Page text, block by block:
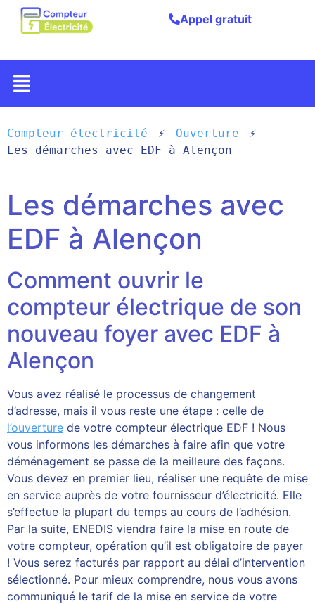
Appel gratuit
Compteur électricité
Ouverture
Les démarches avec EDF à Alençon
Les démarches avec
EDF à Alençon
Comment ouvrir le
compteur électrique de son
nouveau foyer avec EDF à
Alençon
Vous avez réalisé le processus de changement
d’adresse, mais il vous reste une étape : celle de
l’ouverture de votre compteur électrique EDF ! Nous
vous informons les démarches à faire afin que votre
déménagement se passe de la meilleure des façons.
Vous devez en premier lieu, réaliser une requête de mise
en service auprès de votre fournisseur d’électricité. Elle
s’effectue la plupart du temps au cours de l’adhésion.
Par la suite, ENEDIS viendra faire la mise en route de
votre compteur, opération qu’il est obligatoire de payer
! Vous serez facturés par rapport au délai d’intervention
sélectionné. Pour mieux comprendre, nous vous avons
communiqué le tarif de la mise en service de votre